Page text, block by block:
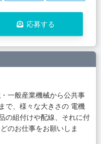
応募する
一般産業機械から公共事
で、様々な大きさの 電機
の組付けや配線、それに付
のお仕事をお願いしま